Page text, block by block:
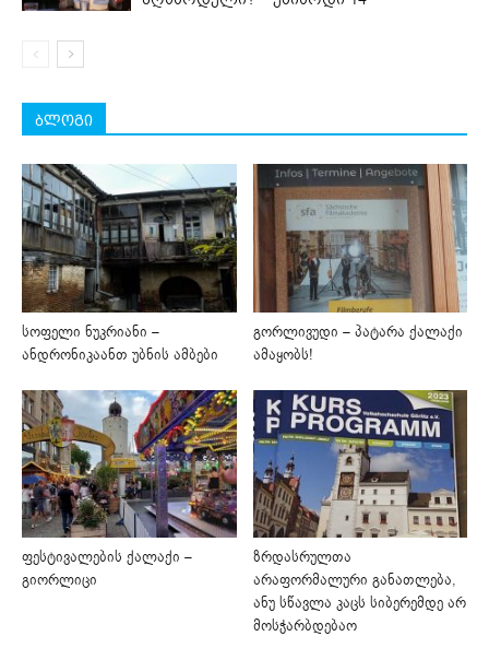
ბლოგი
სოფელი ნუკრიანი –
ანდრონიკაანთ უბნის ამბები
გორლივუდი – პატარა ქალაქი
ამაყობს!
ფესტივალების ქალაქი –
გიორლიცი
ზრდასრულთა
არაფორმალური განათლება,
ანუ სწავლა კაცს სიბერემდე არ
მოსჭარბდებაო